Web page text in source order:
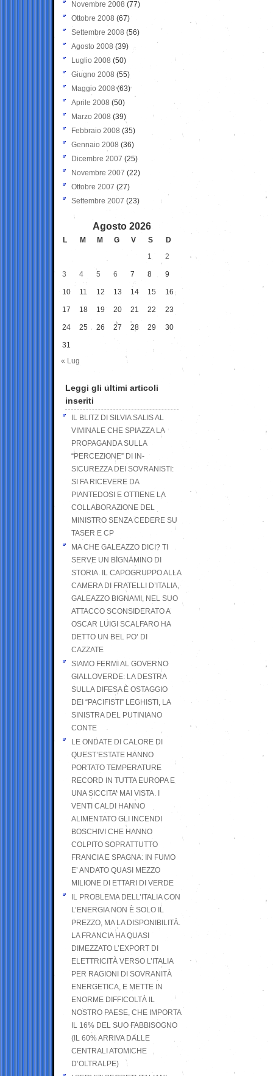
Novembre 2008 (77)
Ottobre 2008 (67)
Settembre 2008 (56)
Agosto 2008 (39)
Luglio 2008 (50)
Giugno 2008 (55)
Maggio 2008(63)
Aprile 2008 (50)
Marzo 2008 (39)
Febbraio 2008 (35)
Gennaio 2008 (36)
Dicembre 2007 (25)
Novembre 2007 (22)
Ottobre 2007 (27)
Settembre 2007 (23)
Agosto 2026
L M M G V S
D
1
2
3 4 5 6 7 8 9
10 11 12 13 14 15 16
17 18 19 20 21 22 23
24 25 26 27 28 29 30
31
« Lug
Leggi gli ultimi articoli
inseriti
IL BLITZ DI SILVIA SALIS AL
VIMINALE CHE SPIAZZA LA
PROPAGANDA SULLA
“PERCEZIONE” DI IN-
SICUREZZA DEI SOVRANISTI:
SI FA RICEVERE DA
PIANTEDOSI E OTTIENE LA
COLLABORAZIONE DEL
MINISTRO SENZA CEDERE SU
TASER E CP
MA CHE GALEAZZO DICI? TI
SERVE UN BIGNAMINO DI
STORIA. IL CAPOGRUPPO ALLA
CAMERA DI FRATELLI D’ITALIA,
GALEAZZO BIGNAMI, NEL SUO
ATTACCO SCONSIDERATO A
OSCAR LUIGI SCALFARO HA
DETTO UN BEL PO’ DI
CAZZATE
SIAMO FERMI AL GOVERNO
GIALLOVERDE: LA DESTRA
SULLA DIFESA È OSTAGGIO
DEI “PACIFISTI” LEGHISTI, LA
SINISTRA DEL PUTINIANO
CONTE
LE ONDATE DI CALORE DI
QUEST’ESTATE HANNO
PORTATO TEMPERATURE
RECORD IN TUTTA EUROPA E
UNA SICCITA’ MAI VISTA. I
VENTI CALDI HANNO
ALIMENTATO GLI INCENDI
BOSCHIVI CHE HANNO
COLPITO SOPRATTUTTO
FRANCIA E SPAGNA: IN FUMO
E’ ANDATO QUASI MEZZO
MILIONE DI ETTARI DI VERDE
IL PROBLEMA DELL’ITALIA CON
L’ENERGIA NON È SOLO IL
PREZZO, MA LA DISPONIBILITÀ.
LA FRANCIA HA QUASI
DIMEZZATO L’EXPORT DI
ELETTRICITÀ VERSO L’ITALIA
PER RAGIONI DI SOVRANITÀ
ENERGETICA, E METTE IN
ENORME DIFFICOLTÀ IL
NOSTRO PAESE, CHE IMPORTA
IL 16% DEL SUO FABBISOGNO
(IL 60% ARRIVA DALLE
CENTRALI ATOMICHE
D’OLTRALPE)